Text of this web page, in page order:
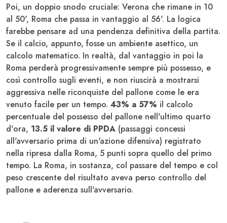
Poi, un doppio snodo cruciale: Verona che rimane in 10
al 50', Roma che passa in vantaggio al 56'. La logica
farebbe pensare ad una pendenza definitiva della partita.
Se il calcio, appunto, fosse un ambiente asettico, un
calcolo matematico. In realtà, dal vantaggio in poi la
Roma perderà progressivamente sempre più possesso, e
così controllo sugli eventi, e non riuscirà a mostrarsi
aggressiva nelle riconquiste del pallone come le era
venuto facile per un tempo. 43% a 57% il calcolo
percentuale del possesso del pallone nell'ultimo quarto
d'ora, 13.5 il valore di PPDA (passaggi concessi
all'avversario prima di un'azione difensiva) registrato
nella ripresa dalla Roma, 5 punti sopra quello del primo
tempo. La Roma, in sostanza, col passare del tempo e col
peso crescente del risultato aveva perso controllo del
pallone e aderenza sull'avversario.